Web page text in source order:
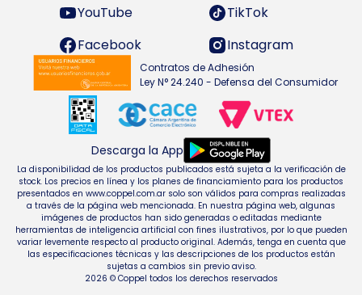
Electrodomésticos
Heladeras y freezers
YouTube
TikTok
Facebook
Instagram
Contratos de Adhesión
Ley N° 24.240 - Defensa del Consumidor
Descarga la App
La disponibilidad de los productos publicados está sujeta a la verificación de
stock. Los precios en línea y los planes de financiamiento para los productos
presentados en www.coppel.com.ar solo son válidos para compras realizadas
a través de la página web mencionada. En nuestra página web, algunas
imágenes de productos han sido generadas o editadas mediante
herramientas de inteligencia artificial con fines ilustrativos, por lo que pueden
variar levemente respecto al producto original. Además, tenga en cuenta que
las especificaciones técnicas y las descripciones de los productos están
sujetas a cambios sin previo aviso.
2026 © Coppel todos los derechos reservados